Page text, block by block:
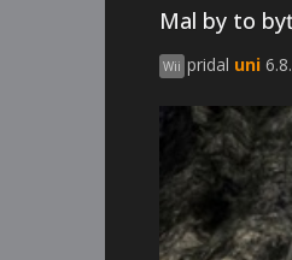
Mal by to
Wii pridal uni